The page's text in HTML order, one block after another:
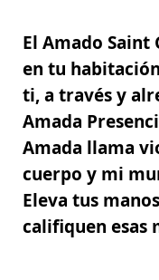
El Amado
en tu
ti, a través y
Amada
Amada llama
cuerpo y mi
Eleva tus
califiquen esas